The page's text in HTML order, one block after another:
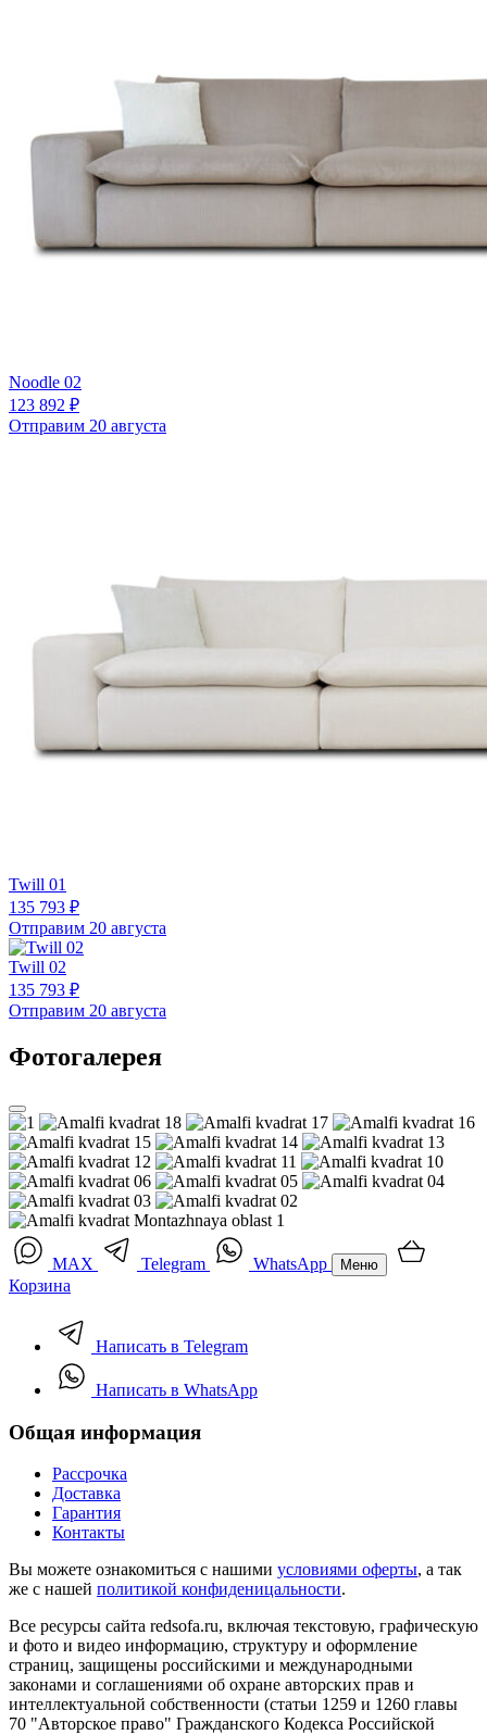
Noodle 02
123 892 ₽
Отправим 20 августа
Twill 01
135 793 ₽
Отправим 20 августа
Twill 02
135 793 ₽
Отправим 20 августа
Фотогалерея
MAX Telegram WhatsApp Меню
Корзина
Написать в Telegram
Написать в WhatsApp
Общая информация
Рассрочка
Доставка
Гарантия
Контакты
Вы можете ознакомиться с нашими условиями оферты, а так
же с нашей политикой конфиденицальности.
Все ресурсы сайта redsofa.ru, включая текстовую, графическую
и фото и видео информацию, структуру и оформление
страниц, защищены российскими и международными
законами и соглашениями об охране авторских прав и
интеллектуальной собственности (статьи 1259 и 1260 главы
70 "Авторское право" Гражданского Кодекса Российской